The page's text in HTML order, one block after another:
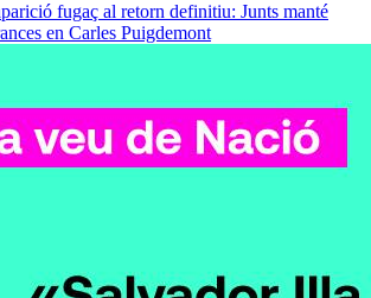
fugaç al retorn definitiu: Junts manté
en Carles Puigdemont